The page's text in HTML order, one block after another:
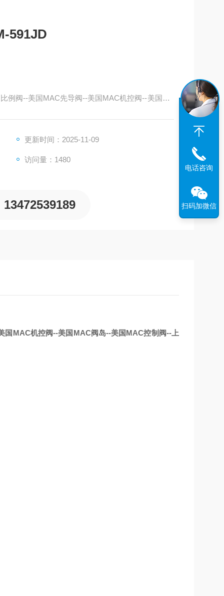
591JD
例阀--美国MAC先导阀--美国MAC机控阀--美国MA
更新时间：2025-11-09
访问量：1480
13472539189
MAC机控阀--美国MAC阀岛--美国MAC控制阀--上
电话咨询
扫码加微信